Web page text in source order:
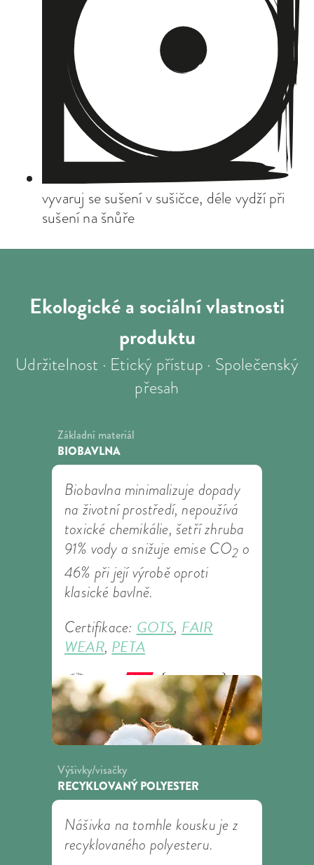
vyvaruj se sušení v sušičce, déle vydží při
sušení na šnůře
Ekologické a sociálnívlastnosti
produktu
Udržitelnost · Etický přístup · Společenský
přesah
Základní materiál
BIOBAVLNA
Biobavlna minimalizuje dopady
na životní prostředí, nepoužívá
toxické chemikálie, šetří zhruba
91% vody a snižuje emise CO2 o
46% při její výrobě oproti
klasické bavlně.
Certifikace: GOTS, FAIR
WEAR, PETA
Výšivky/visačky
RECYKLOVANÝ POLYESTER
Nášivka na tomhle kousku je z
recyklovaného polyesteru.